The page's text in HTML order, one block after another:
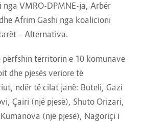
VMRO-DPMNE-ja, Arbër
Afrim Gashi nga koalicioni
– Alternativa.
përfshin territorin e 10 komunave
dhe pjesës veriore të
ndër të cilat janë: Buteli, Gazi
Çairi (një pjesë), Shuto Orizari,
(një pjesë), Nagoriçi i